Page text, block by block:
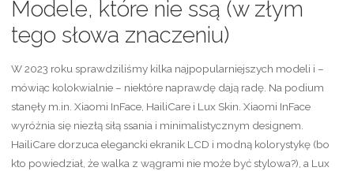
Modele, które nie ssą (w złym
tego słowa znaczeniu)
W 2023 roku sprawdziliśmy kilka najpopularniejszych modeli i –
mówiąc kolokwialnie – niektóre naprawdę dają radę. Na podium
stanęły m.in. Xiaomi InFace, HailiCare i Lux Skin. Xiaomi InFace
wyróżnia się niezłą siłą ssania i minimalistycznym designem.
HailiCare dorzuca elegancki ekranik LCD i modną kolorystykę (bo
kto powiedział, że walka z wągrami nie może być stylowa?), a Lux